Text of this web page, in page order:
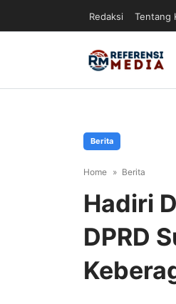
Redaksi Tentang
Berita
Home Berita
Hadiri
DPRD